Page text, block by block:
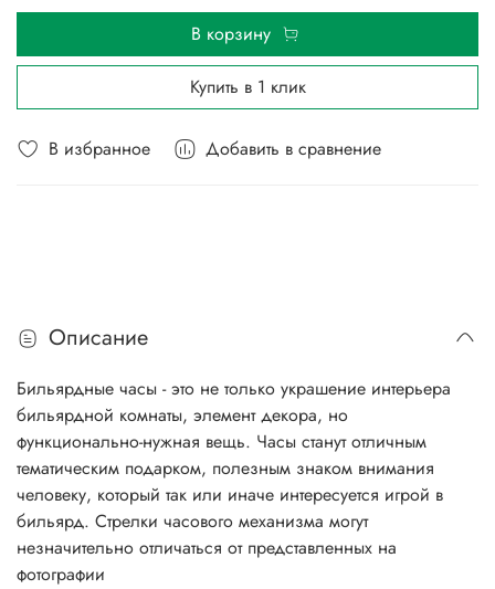
В избранное Добавить в сравнение
В корзину
Купить в 1 клик
Описание
Бильярдные часы - это не только украшение интерьера
бильярдной комнаты, элемент декора, но
функционально-нужная вещь. Часы станут отличным
тематическим подарком, полезным знаком внимания
человеку, который так или иначе интересуется игрой в
бильярд. Стрелки часового механизма могут
незначительно отличаться от представленных на
фотографии